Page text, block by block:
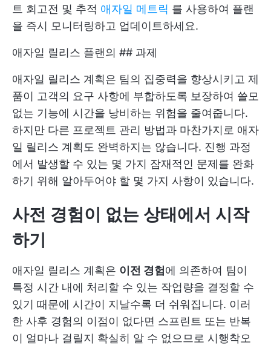
트 회고전 및 추적 애자일 메트릭 를 사용하여 플랜
을 즉시 모니터링하고 업데이트하세요.
애자일 릴리스 플랜의 ## 과제
애자일 릴리스 계획은 팀의 집중력을 향상시키고 제
품이 고객의 요구 사항에 부합하도록 보장하여 쓸모
없는 기능에 시간을 낭비하는 위험을 줄여줍니다.
하지만 다른 프로젝트 관리 방법과 마찬가지로 애자
일 릴리스 계획도 완벽하지는 않습니다. 진행 과정
에서 발생할 수 있는 몇 가지 잠재적인 문제를 완화
하기 위해 알아두어야 할 몇 가지 사항이 있습니다.
사전 경험이 없는 상태에서 시작
하기
애자일 릴리스 계획은 이전 경험에 의존하여 팀이
특정 시간 내에 처리할 수 있는 작업량을 결정할 수
있기 때문에 시간이 지날수록 더 쉬워집니다. 이러
한 사후 경험의 이점이 없다면 스프린트 또는 반복
이 얼마나 걸릴지 확실히 알 수 없으므로 시행착오